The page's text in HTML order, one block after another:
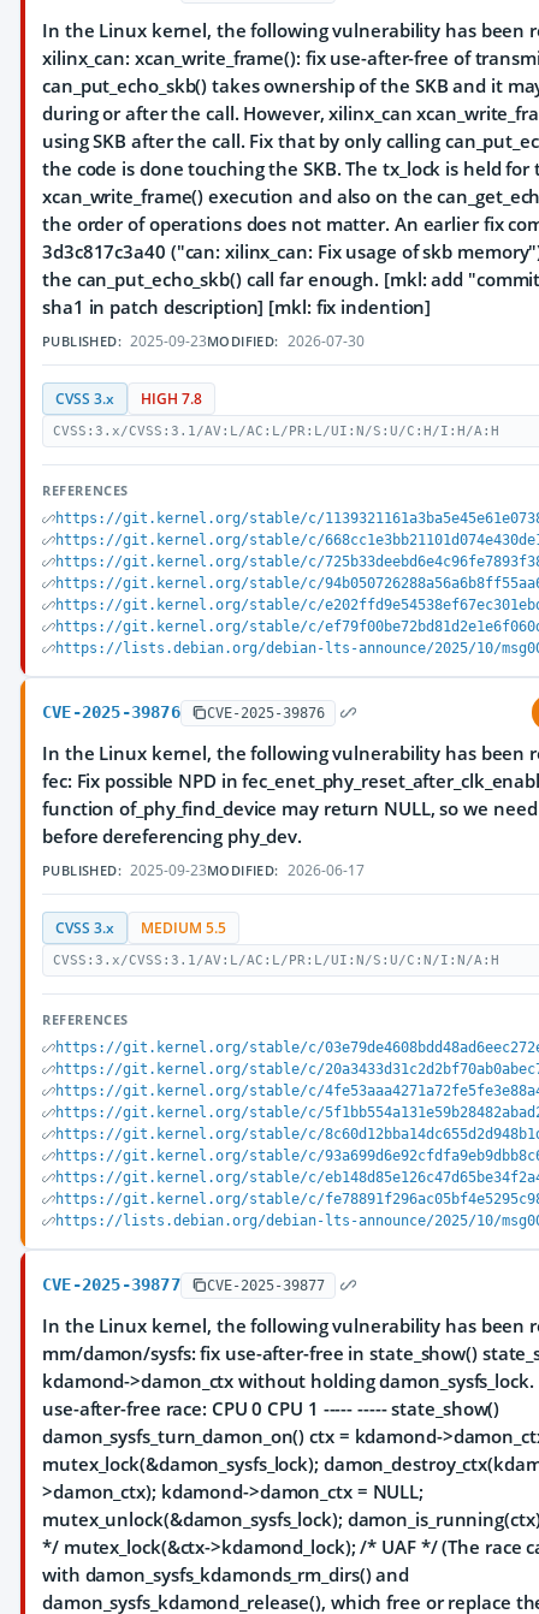
In the Linux kernel, the following vulnerability has been
xilinx_can: xcan_write_frame(): fix use-after-free of
can_put_echo_skb() takes ownership of the SKB and it
during or after the call. However, xilinx_can
using SKB after the call. Fix that by only calling
the code is done touching the SKB. The tx_lock is held
xcan_write_frame() execution and also on the
the order of operations does not matter. An earlier fix
3d3c817c3a40 ("can: xilinx_can: Fix usage of skb
the can_put_echo_skb() call far enough. [mkl: add
sha1 in patch description] [mkl: fix indention]
PUBLISHED: 2025-09-23MODIFIED: 2026-07-30
CVSS 3.x HIGH 7.8
CVSS:3.x/CVSS:3.1/AV:L/AC:L/PR:L/UI:N/S:U/C:H/I:H/A:H
REFERENCES
https://git.kernel.org/stable/c/
https://git.kernel.org/stable/c/
https://git.kernel.org/stable/c/
https://git.kernel.org/stable/c/
https://git.kernel.org/stable/c/
https://git.kernel.org/stable/c/
https://lists.debian.org/debian-lts-announce/2025/10/
CVE-2025-39876 CVE-2025-39876
In the Linux kernel, the following vulnerability has been
fec: Fix possible NPD in
function of_phy_find_device may return NULL, so we
before dereferencing phy_dev.
PUBLISHED: 2025-09-23MODIFIED: 2026-06-17
CVSS 3.x MEDIUM 5.5
CVSS:3.x/CVSS:3.1/AV:L/AC:L/PR:L/UI:N/S:U/C:N/I:N/A:H
REFERENCES
https://git.kernel.org/stable/c/
https://git.kernel.org/stable/c/
https://git.kernel.org/stable/c/
https://git.kernel.org/stable/c/
https://git.kernel.org/stable/c/
https://git.kernel.org/stable/c/
https://git.kernel.org/stable/c/
https://git.kernel.org/stable/c/
https://lists.debian.org/debian-lts-announce/2025/10/
CVE-2025-39877 CVE-2025-39877
In the Linux kernel, the following vulnerability has been
mm/damon/sysfs: fix use-after-free in state_show()
kdamond->damon_ctx without holding damon_sysfs_lock.
use-after-free race: CPU 0 CPU 1 ----- ----- state_show()
damon_sysfs_turn_damon_on() ctx = kdamond-
mutex_lock(&damon_sysfs_lock);
>damon_ctx); kdamond->damon_ctx = NULL;
mutex_unlock(&damon_sysfs_lock);
*/ mutex_lock(&ctx->kdamond_lock); /* UAF */ (The race
with damon_sysfs_kdamonds_rm_dirs() and
damon_sysfs_kdamond_release(), which free or replace